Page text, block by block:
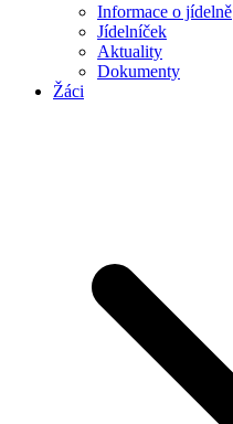
Informace o jídelně
Jídelníček
Aktuality
Dokumenty
Žáci